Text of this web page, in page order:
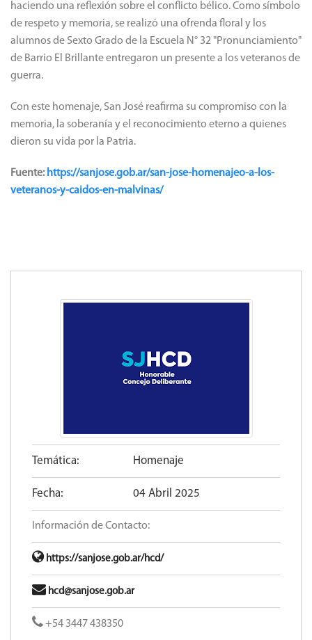
haciendo una reflexión sobre el conflicto bélico. Como símbolo
de respeto y memoria, se realizó una ofrenda floral y los
alumnos de Sexto Grado de la Escuela N° 32 "Pronunciamiento"
de Barrio El Brillante entregaron un presente a los veteranos de
guerra.
Con este homenaje, San José reafirma su compromiso con la
memoria, la soberanía y el reconocimiento eterno a quienes
dieron su vida por la Patria.
Fuente: https://sanjose.gob.ar/san-jose-homenajeo-a-los-
veteranos-y-caidos-en-malvinas/
Temática: Homenaje
Fecha: 04 Abril 2025
Información de Contacto:
https://sanjose.gob.ar/hcd/
hcd@sanjose.gob.ar
+54 3447 438350